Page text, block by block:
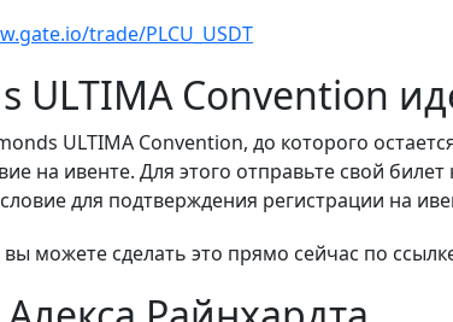
trade/PLCU_USDT
ULTIMA Convention
ULTIMA Convention, до которого
на ивенте. Для этого отправьте свой
для подтверждения регистрации на
можете сделать это прямо сейчас по